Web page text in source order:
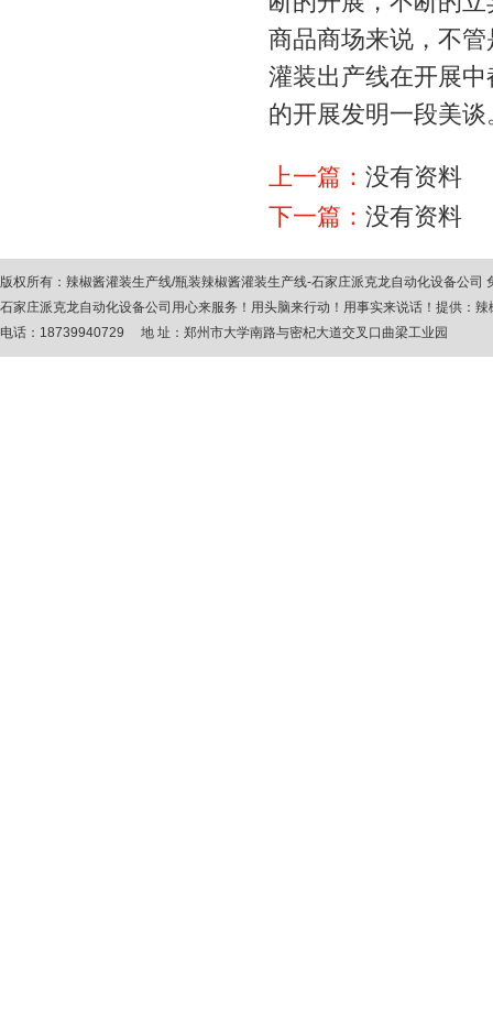
商品商场来说，不
灌装出产线在开展
的开展发明一段美谈
上一篇： 没有资料
下一篇： 没有资料
版权所有： 辣椒酱灌装生产线/瓶装辣椒酱灌装生产线-石家庄派克龙自动化设备公司
石家庄派克龙自动化设备公司用心来服务！用头脑来行动！用事实来说话！提供： 辣
电话：18739940729 地 址：郑州市大学南路与密杞大道交叉口曲梁工业园